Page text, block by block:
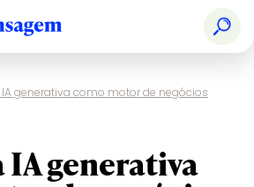
IA generativa como motor de negócios
IA generativa